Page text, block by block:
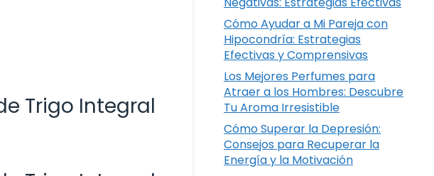
Trigo Integral
Cómo Ayudar a Mi Pareja con
Hipocondría: Estrategias
Efectivas y Comprensivas
Los Mejores Perfumes para
Atraer a los Hombres: Descubre
Tu Aroma Irresistible
Cómo Superar la Depresión:
Consejos para Recuperar la
Energía y la Motivación